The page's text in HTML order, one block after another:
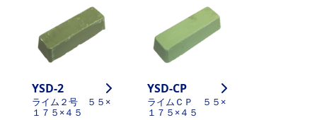
YSD-2
ライム２号 ５５×
１７５×４５
YSD-CP
ライムＣＰ ５５×
１７５×４５